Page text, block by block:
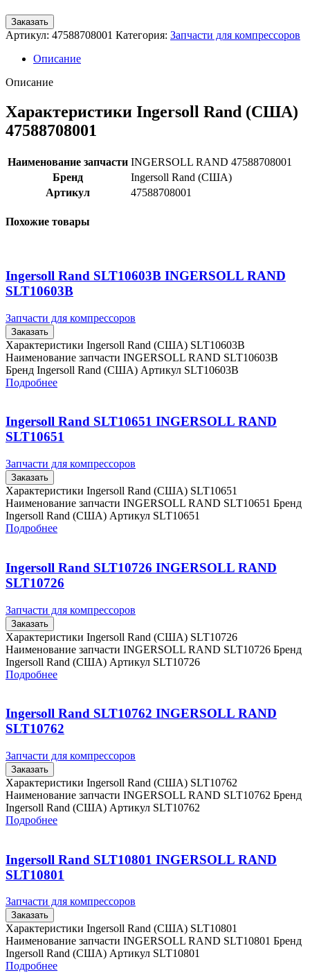
Заказать
Артикул: 47588708001 Категория: Запчасти для компрессоров
Описание
Описание
Характеристики Ingersoll Rand (США)
47588708001
Наименование запчасти INGERSOLL RAND 47588708001
Бренд
Ingersoll Rand (США)
Артикул
47588708001
Похожие товары
Ingersoll Rand SLT10603B INGERSOLL RAND
SLT10603B
Запчасти для компрессоров
Заказать
Характеристики Ingersoll Rand (США) SLT10603B
Наименование запчасти INGERSOLL RAND SLT10603B
Бренд Ingersoll Rand (США) Артикул SLT10603B
Подробнее
Ingersoll Rand SLT10651 INGERSOLL RAND
SLT10651
Запчасти для компрессоров
Заказать
Характеристики Ingersoll Rand (США) SLT10651
Наименование запчасти INGERSOLL RAND SLT10651 Бренд
Ingersoll Rand (США) Артикул SLT10651
Подробнее
Ingersoll Rand SLT10726 INGERSOLL RAND
SLT10726
Запчасти для компрессоров
Заказать
Характеристики Ingersoll Rand (США) SLT10726
Наименование запчасти INGERSOLL RAND SLT10726 Бренд
Ingersoll Rand (США) Артикул SLT10726
Подробнее
Ingersoll Rand SLT10762 INGERSOLL RAND
SLT10762
Запчасти для компрессоров
Заказать
Характеристики Ingersoll Rand (США) SLT10762
Наименование запчасти INGERSOLL RAND SLT10762 Бренд
Ingersoll Rand (США) Артикул SLT10762
Подробнее
Ingersoll Rand SLT10801 INGERSOLL RAND
SLT10801
Запчасти для компрессоров
Заказать
Характеристики Ingersoll Rand (США) SLT10801
Наименование запчасти INGERSOLL RAND SLT10801 Бренд
Ingersoll Rand (США) Артикул SLT10801
Подробнее